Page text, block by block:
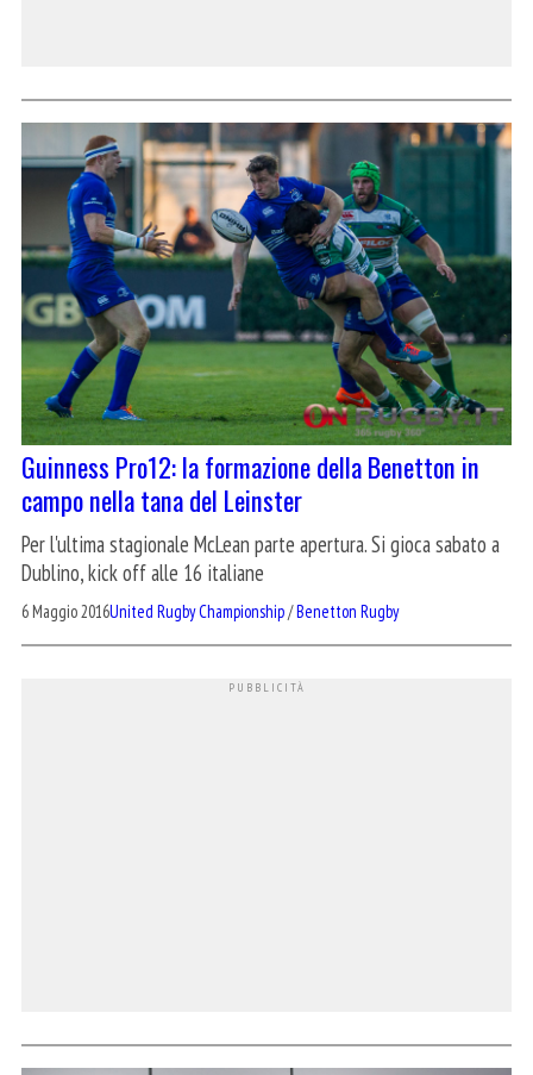
Guinness Pro12: la formazione della Benetton in
campo nella tana del Leinster
Per l'ultima stagionale McLean parte apertura. Si gioca sabato a
Dublino, kick off alle 16 italiane
6 Maggio 2016United Rugby Championship/Benetton Rugby